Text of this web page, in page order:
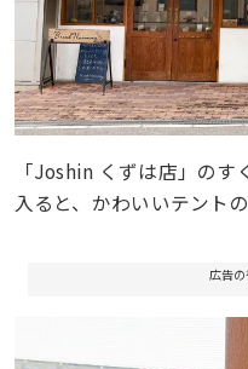
「Joshin くずは店」の
入ると、かわいいテント
広告